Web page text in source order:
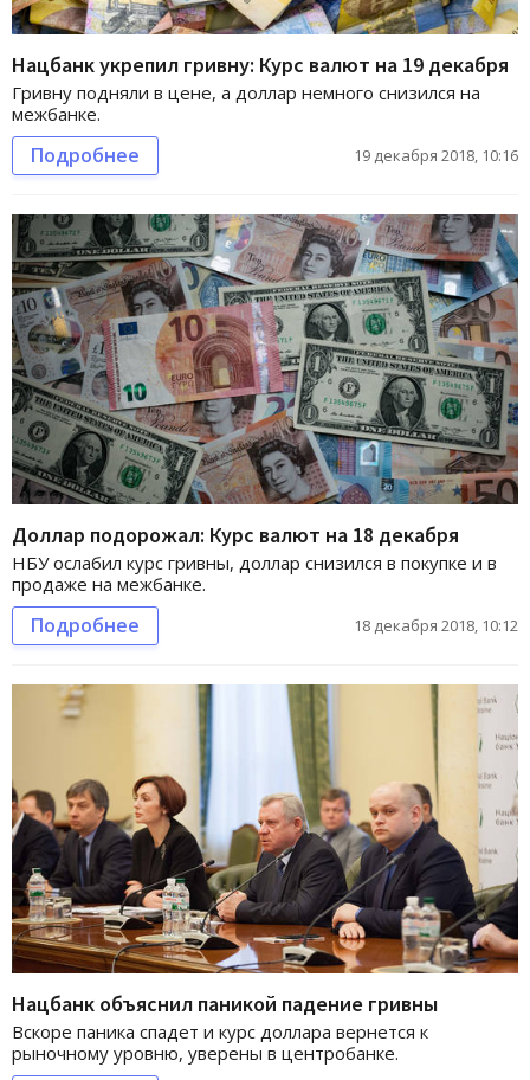
Нацбанк укрепил гривну: Курс валют на 19 декабря
Гривну подняли в цене, а доллар немного снизился на
межбанке.
Подробнее 19 декабря 2018, 10:16
Доллар подорожал: Курс валют на 18 декабря
НБУ ослабил курс гривны, доллар снизился в покупке и в
продаже на межбанке.
Подробнее 18 декабря 2018, 10:12
Нацбанк объяснил паникой падение гривны
Вскоре паника спадет и курс доллара вернется к
рыночному уровню, уверены в центробанке.